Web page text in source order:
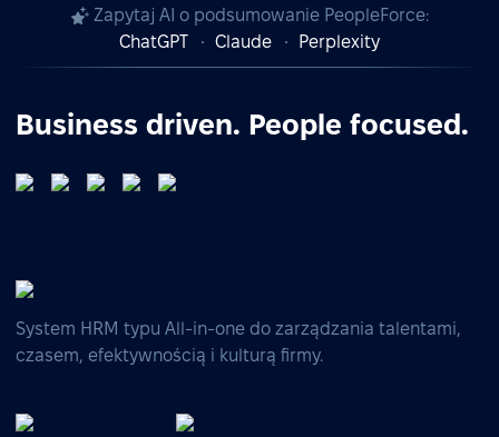
Zapytaj AI o podsumowanie PeopleForce:
ChatGPT
Claude Perplexity
Business driven. People focused.
System HRM typu All-in-one do zarządzania talentami,
czasem, efektywnością i kulturą firmy.